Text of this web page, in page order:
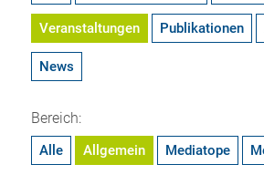
Veranstaltungen Publikationen
News
Bereich:
Alle Allgemein Mediatope